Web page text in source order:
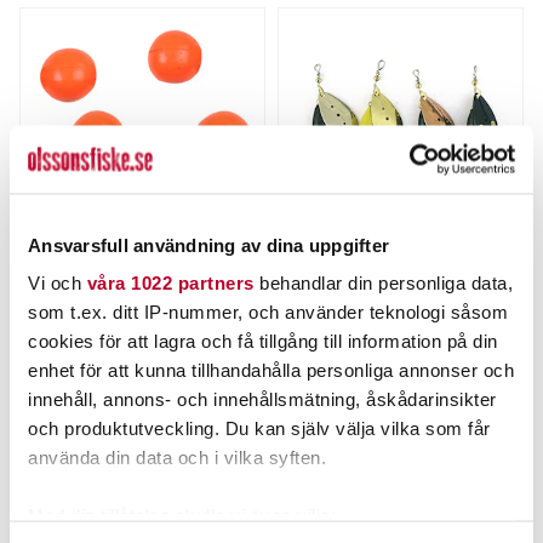
Ansvarsfull användning av dina uppgifter
Vi och våra 1022 partners behandlar din personliga data,
som t.ex. ditt IP-nummer, och använder teknologi såsom
cookies för att lagra och få tillgång till information på din
enhet för att kunna tillhandahålla personliga annonser och
innehåll, annons- och innehållsmätning, åskådarinsikter
och produktutveckling. Du kan själv välja vilka som får
använda din data och i vilka syften.
GULP! Alive! Salmon Eggs.
Nuvarande pris:
39,00 krTidigare pris:
39,00 kr
99,00 kr
LÄS MER
WIPP 15g
Nuvarande pris:
62,00 krTidigare pris:
79,00 kr
62,00 kr
79,00 kr